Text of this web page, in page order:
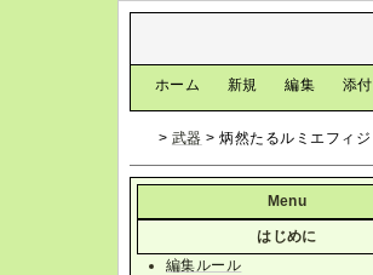
ホーム 新規 編集 添付
> 武器 > 炳然たるルミエフィジ
Menu
はじめに
編集ルール